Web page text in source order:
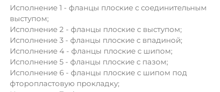
Исполнение 1 - фланцы плоские с соединительным
выступом;
Исполнение 2 - фланцы плоские с выступом;
Исполнение 3 - фланцы плоские с впадиной;
Исполнение 4 - фланцы плоские с шипом;
Исполнение 5 - фланцы плоские с пазом;
Исполнение 6 - фланцы плоские с шипом под
фторопластовую прокладку;